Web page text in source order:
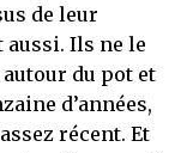
de leur
aussi. Ils ne le
du pot et
d’années,
récent. Et